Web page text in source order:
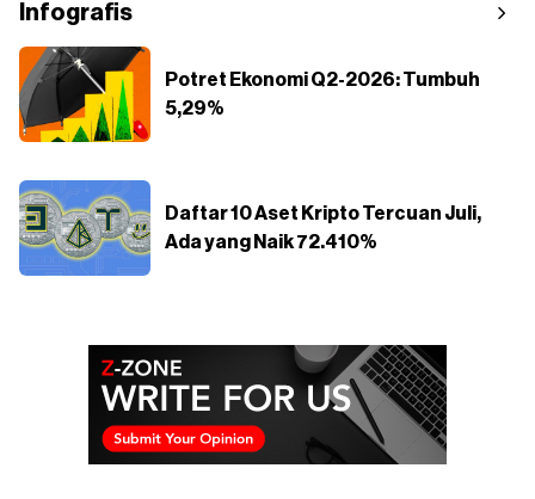
Infografis
Potret Ekonomi Q2-2026: Tumbuh
5,29%
Daftar 10 Aset Kripto Tercuan Juli,
Ada yang Naik 72.410%